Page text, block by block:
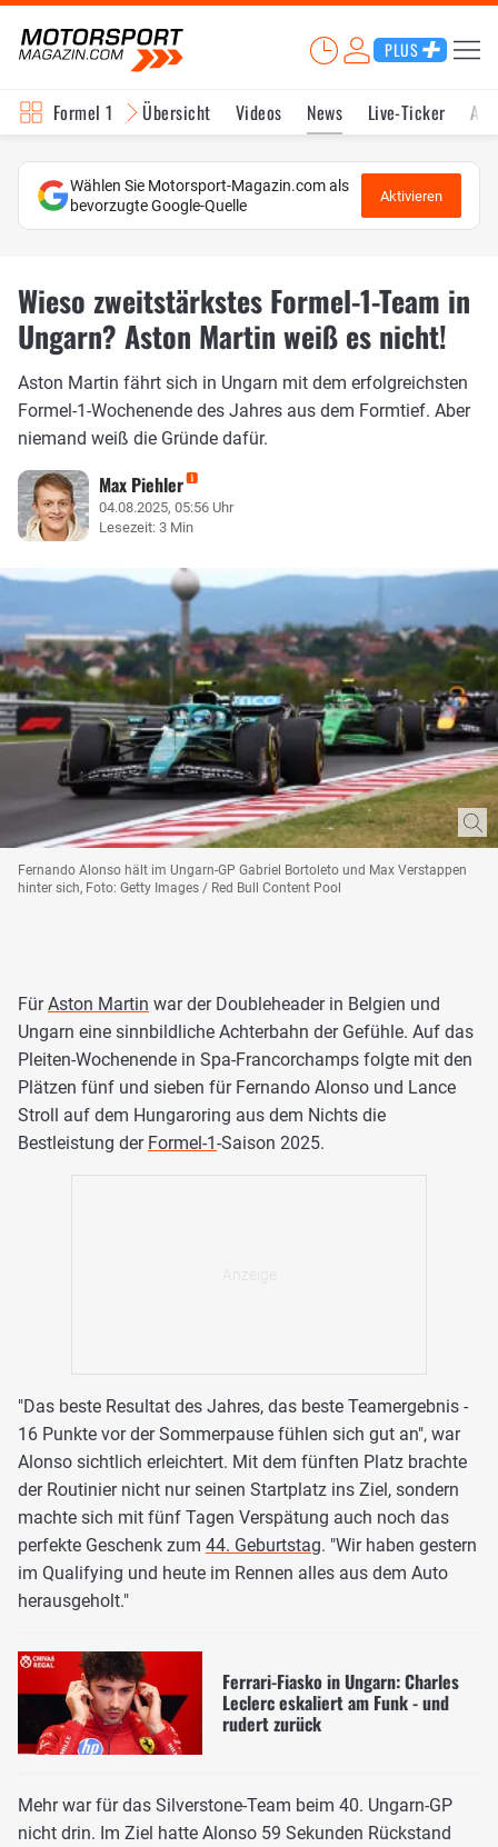
PLUS
Formel 1 Übersicht Videos News Live-Ticker
Wählen Sie Motorsport-Magazin.com als
bevorzugte Google-Quelle
Aktivieren
Wieso zweitstärkstes Formel-1-Team in
Ungarn? Aston Martin weiß es nicht!
Aston Martin fährt sich in Ungarn mit dem erfolgreichsten
Formel-1-Wochenende des Jahres aus dem Formtief. Aber
niemand weiß die Gründe dafür.
Max Piehler
04.08.2025, 05:56 Uhr
Lesezeit: 3 Min
Fernando Alonso hält im Ungarn-GP Gabriel Bortoleto und Max Verstappen
hinter sich, Foto: Getty Images / Red Bull Content Pool
FürAston Martin war der Doubleheader in Belgien und
Ungarn eine sinnbildliche Achterbahn der Gefühle. Auf das
Pleiten-Wochenende in Spa-Francorchamps folgte mit den
Plätzen fünf und sieben für Fernando Alonso und Lance
Stroll auf dem Hungaroring aus dem Nichts die
Bestleistung der Formel-1-Saison 2025.
"Das beste Resultat des Jahres, das beste Teamergebnis -
16 Punkte vor der Sommerpause fühlen sich gut an", war
Alonso sichtlich erleichtert. Mit dem fünften Platz brachte
der Routinier nicht nur seinen Startplatz ins Ziel, sondern
machte sich mit fünf Tagen Verspätung auch noch das
perfekte Geschenk zum 44. Geburtstag. "Wir haben gestern
im Qualifying und heute im Rennen alles aus dem Auto
herausgeholt."
Ferrari-Fiasko in Ungarn: Charles
Leclerc eskaliert am Funk - und
rudert zurück
Mehr war für das Silverstone-Team beim 40. Ungarn-GP
nicht drin. Im Ziel hatte Alonso 59 Sekunden Rückstand